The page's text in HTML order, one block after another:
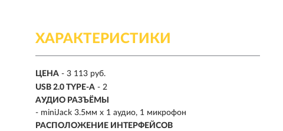
ХАРАКТЕРИСТИКИ
ЦЕНА - 3 113 руб.
USB 2.0 TYPE-A - 2
АУДИО РАЗЪЁМЫ
- miniJack 3.5мм х 1 аудио, 1 микрофон
РАСПОЛОЖЕНИЕ ИНТЕРФЕЙСОВ